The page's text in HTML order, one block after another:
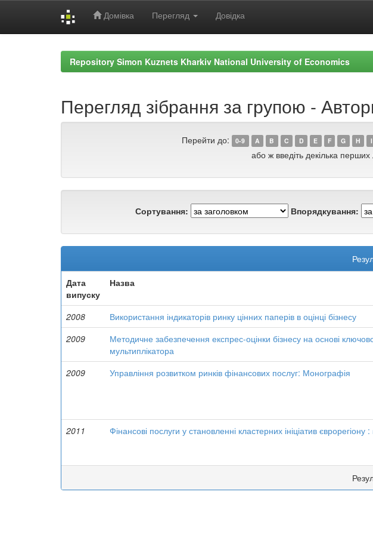
Домівка Перегляд Довідка
Repository Simon Kuznets Kharkiv National University of Economics
Перегляд зібрання за групою -
Перейти до: 0-9 A B C D E F G H I
або ж введіть декілька перших
Сортування: Впорядкування:
Дата
випуску
Назва
2008 Використання індикаторів ринку цінних паперів в оцінці бізнесу
2009
Методичне забезпечення експрес-оцінки бізнесу на основі
мультиплікатора
2009 Управління розвитком ринків фінансових послуг: Монографія
2011
Фінансові послуги у становленні кластерних ініціатив єврорегіону